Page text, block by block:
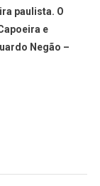
paulista. O
e
Negão –